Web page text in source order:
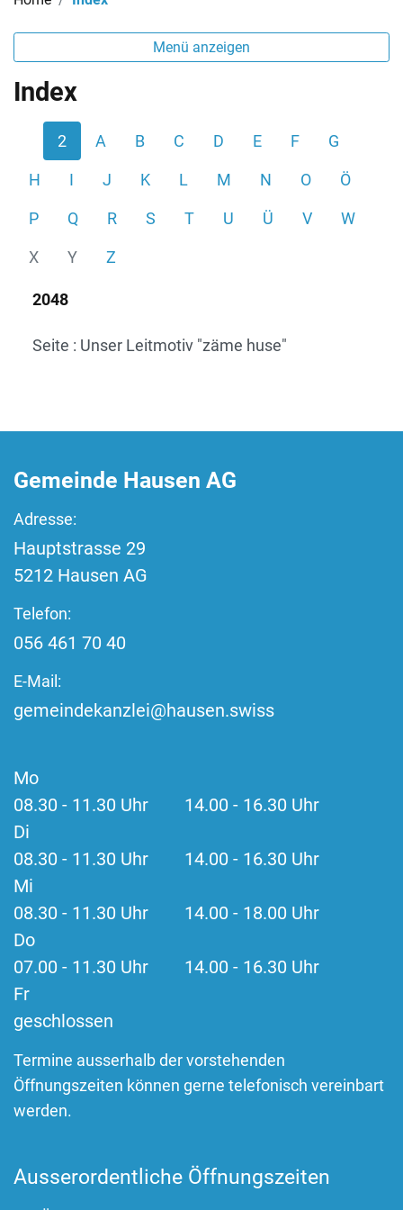
Menü anzeigen
Index
2 A B C D E F G
H I J K L M N O Ö
P Q R S T U Ü V W
X Y Z
2048
Seite : Unser Leitmotiv "zäme huse"
Gemeinde Hausen AG
Adresse:
Hauptstrasse 29
5212 Hausen AG
Telefon:
056 461 70 40
E-Mail:
gemeindekanzlei@hausen.swiss
Mo
08.30 - 11.30 Uhr 14.00 - 16.30 Uhr
Di
08.30 - 11.30 Uhr 14.00 - 16.30 Uhr
Mi
08.30 - 11.30 Uhr 14.00 - 18.00 Uhr
Do
07.00 - 11.30 Uhr 14.00 - 16.30 Uhr
Fr
geschlossen
Termine ausserhalb der vorstehenden
Öffnungszeiten können gerne telefonisch vereinbart
werden.
Ausserordentliche Öffnungszeiten